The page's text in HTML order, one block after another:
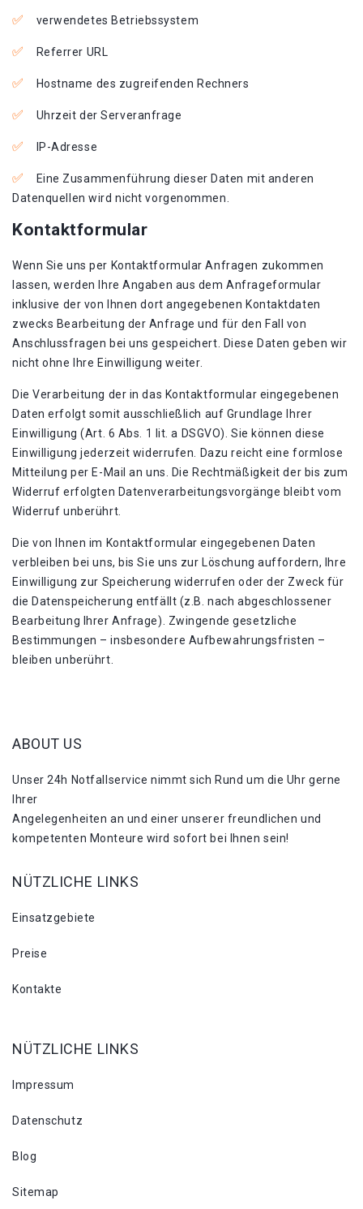
verwendetes Betriebssystem
Referrer URL
Hostname des zugreifenden Rechners
Uhrzeit der Serveranfrage
IP-Adresse
Eine Zusammenführung dieser Daten mit anderen
Datenquellen wird nicht vorgenommen.
Kontaktformular
Wenn Sie uns per Kontaktformular Anfragen zukommen
lassen, werden Ihre Angaben aus dem Anfrageformular
inklusive der von Ihnen dort angegebenen Kontaktdaten
zwecks Bearbeitung der Anfrage und für den Fall von
Anschlussfragen bei uns gespeichert. Diese Daten geben wir
nicht ohne Ihre Einwilligung weiter.
Die Verarbeitung der in das Kontaktformular eingegebenen
Daten erfolgt somit ausschließlich auf Grundlage Ihrer
Einwilligung (Art. 6 Abs. 1 lit. a DSGVO). Sie können diese
Einwilligung jederzeit widerrufen. Dazu reicht eine formlose
Mitteilung per E-Mail an uns. Die Rechtmäßigkeit der bis zum
Widerruf erfolgten Datenverarbeitungsvorgänge bleibt vom
Widerruf unberührt.
Die von Ihnen im Kontaktformular eingegebenen Daten
verbleiben bei uns, bis Sie uns zur Löschung auffordern, Ihre
Einwilligung zur Speicherung widerrufen oder der Zweck für
die Datenspeicherung entfällt (z.B. nach abgeschlossener
Bearbeitung Ihrer Anfrage). Zwingende gesetzliche
Bestimmungen – insbesondere Aufbewahrungsfristen –
bleiben unberührt.
ABOUT US
Unser 24h Notfallservice nimmt sich Rund um die Uhr gerne
Ihrer
Angelegenheiten an und einer unserer freundlichen und
kompetenten Monteure wird sofort bei Ihnen sein!
NÜTZLICHE LINKS
Einsatzgebiete
Preise
Kontakte
NÜTZLICHE LINKS
Impressum
Datenschutz
Blog
Sitemap